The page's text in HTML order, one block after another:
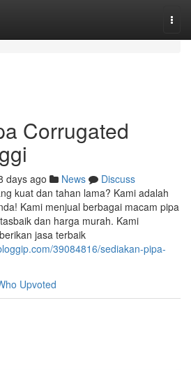
Corrugated
days ago News
Discuss
kuat dan tahan lama? Kami adalah
Kami menjual berbagai macam pipa
dan harga murah. Kami
jasa terbaik
39084816/sediakan-pipa-
Upvoted